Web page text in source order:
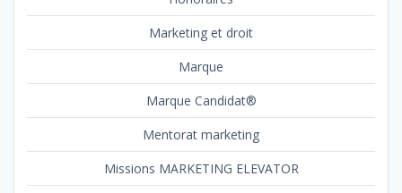
Marketing et droit
Marque
Marque Candidat®
Mentorat marketing
Missions MARKETING ELEVATOR